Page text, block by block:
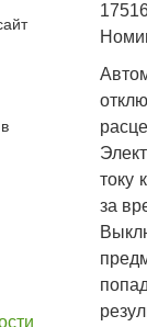
току
за